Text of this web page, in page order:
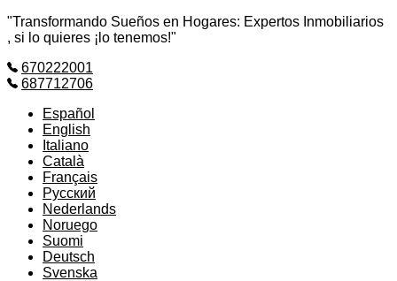
"Transformando Sueños en Hogares: Expertos Inmobiliarios
, si lo quieres ¡lo tenemos!"
670222001
687712706
Español
English
Italiano
Català
Français
Русский
Nederlands
Noruego
Suomi
Deutsch
Svenska